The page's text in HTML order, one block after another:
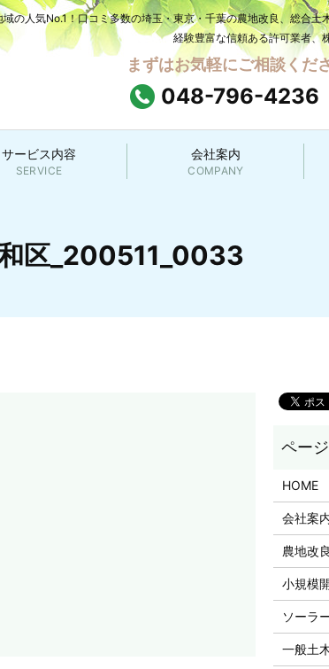
域の人気No.1！口コミ多数の埼玉・東京・千葉の農地改良、総合土
経験豊富な信頼ある許可業者、
まずはお気軽にご相談くだ
048-796-4236
サービス内容
SERVICE
会社案内
COMPANY
区_200511_0033
HOME
会社案
農地改良
小規模
ソーラ
一般土